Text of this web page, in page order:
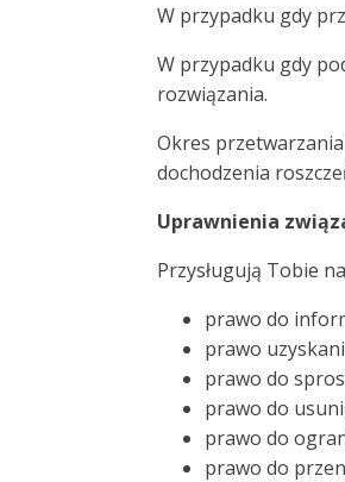
W przypadku gdy
W przypadku gdy
rozwiązania.
Okres
dochodzenia
Uprawnienia
Przysługują Tobie
prawo do
prawo
prawo do
prawo do
prawo do
prawo do